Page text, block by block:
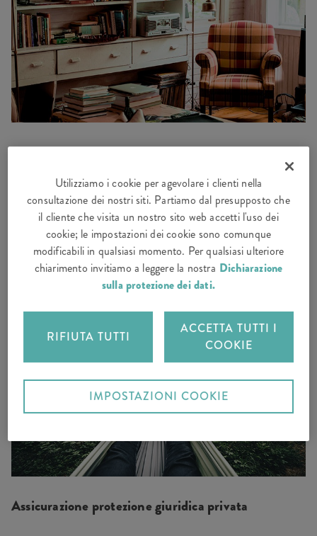
Assicurazione mobilia domestica
Furto? Allagamento? La nostra assicurazione per la
mobilia domestica protegge tutto ciò che vi sta a cuore. E
il vostro portafoglio.
BENVENUTI A CASA
Assicurazione protezione giuridica privata
Utilizziamo i cookie per agevolare i clienti nella
consultazione dei nostri siti. Partiamo dal presupposto che
il cliente che visita un nostro sito web accetti l'uso dei
cookie; le impostazioni dei cookie sono comunque
modificabili in qualsiasi momento. Per qualsiasi ulteriore
chiarimento invitiamo a leggere la nostra Dichiarazione
sulla protezione dei dati.
RIFIUTA TUTTI
ACCETTA TUTTI I
COOKIE
IMPOSTAZIONI COOKIE